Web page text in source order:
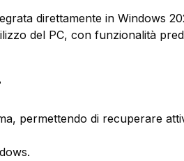
direttamente in Windows
del PC, con funzionalità
permettendo di recuperare